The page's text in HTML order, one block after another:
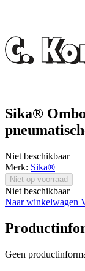
Sika®
Niet beschikbaar
Merk: Sika®
Niet op voorraad
Niet beschikbaar
Naar winkelwagen
Geen